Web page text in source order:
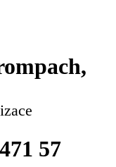
57